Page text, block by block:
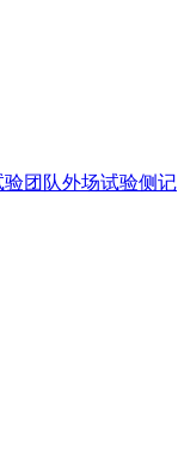
团队外场试验侧记